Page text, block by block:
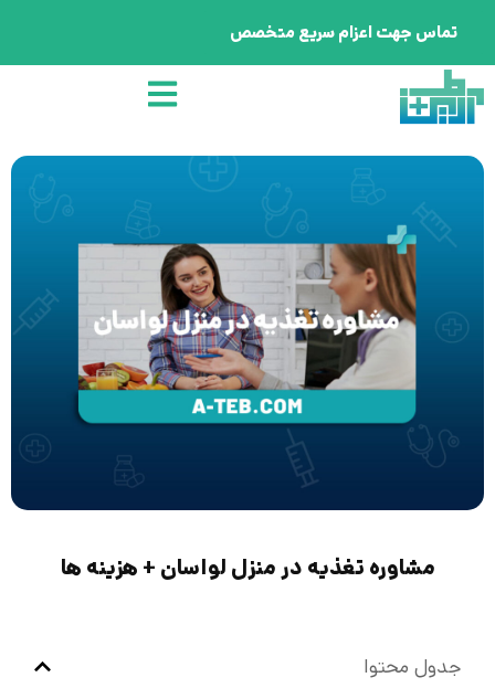
تماس جهت اعزام سریع متخصص
مشاوره تغذیه در منزل لواسان + هزینه ها
جدول محتوا